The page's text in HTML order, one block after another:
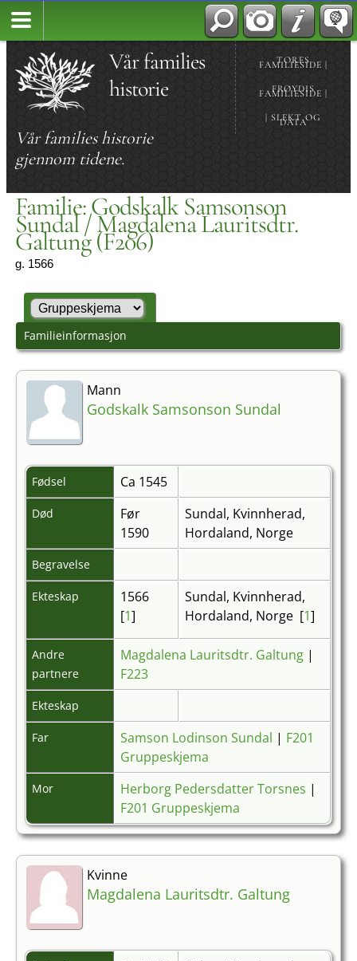
Vår families
historie
Vår families historie
gjennom tidene.
TORES
FAMILIESIDE |
FRØYDIS
FAMILIESIDE |
| SLEKT OG
DATA
Familie: Godskalk Samsonson
Sundal / Magdalena Lauritsdtr.
Galtung (F206)
g. 1566
Familieinformasjon
Mann
Godskalk Samsonson Sundal
Fødsel Ca 1545
Død
Før
1590
Sundal, Kvinnherad,
Hordaland, Norge
Begravelse
Ekteskap
1566
[1]
Sundal, Kvinnherad,
Hordaland, Norge [1]
Andre
partnere
Magdalena Lauritsdtr. Galtung|
F223
Ekteskap
Far Samson Lodinson Sundal | F201
Gruppeskjema
Mor Herborg Pedersdatter Torsnes |
F201 Gruppeskjema
Kvinne
Magdalena Lauritsdtr. Galtung